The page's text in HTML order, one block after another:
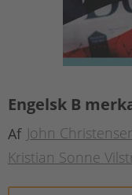
Engelsk B
Af John
Kristian Sonne